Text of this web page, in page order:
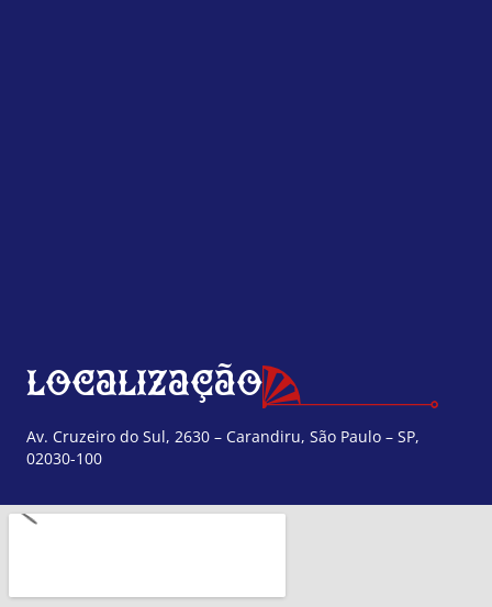
Localização
Av. Cruzeiro do Sul, 2630 – Carandiru, São Paulo – SP,
02030-100